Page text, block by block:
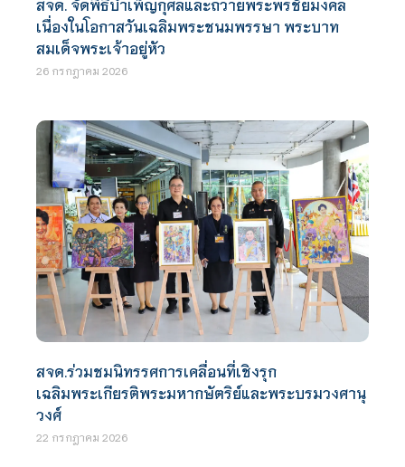
สจด. จัดพิธีบำเพ็ญกุศลและถวายพระพรชัยมงคล
เนื่องในโอกาสวันเฉลิมพระชนมพรรษา พระบาท
สมเด็จพระเจ้าอยู่หัว
26 กรกฎาคม 2026
สจด.ร่วมชมนิทรรศการเคลื่อนที่เชิงรุก
เฉลิมพระเกียรติพระมหากษัตริย์และพระบรมวงศานุ
วงศ์
22 กรกฎาคม 2026